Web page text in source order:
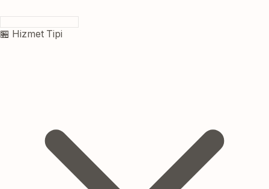
🏪 Hizmet Tipi